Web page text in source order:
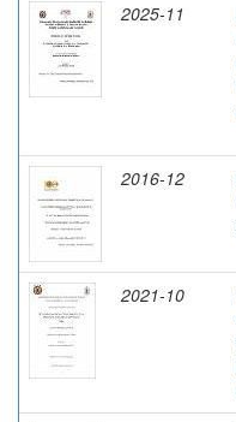
2025-11
2016-12
2021-10